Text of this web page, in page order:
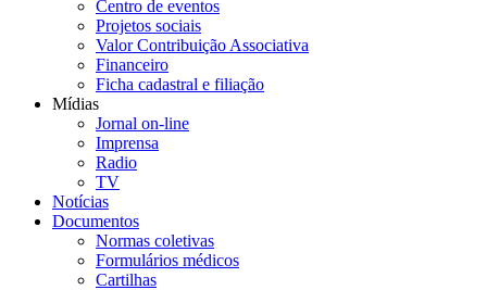
Centro de eventos
Projetos sociais
Valor Contribuição Associativa
Financeiro
Ficha cadastral e filiação
Mídias
Jornal on-line
Imprensa
Radio
TV
Notícias
Documentos
Normas coletivas
Formulários médicos
Cartilhas